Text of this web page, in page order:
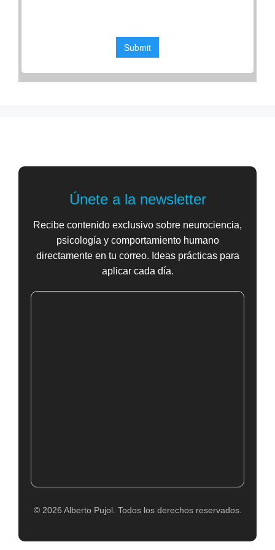
Únete a la newsletter
Recibe contenido exclusivo sobre neurociencia,
psicología y comportamiento humano
directamente en tu correo. Ideas prácticas para
aplicar cada día.
© 2026 Alberto Pujol. Todos los derechos reservados.